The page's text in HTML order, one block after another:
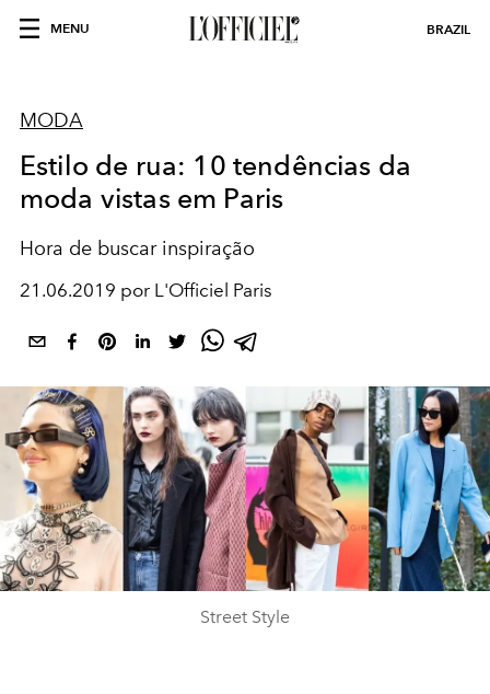
MENU BRAZIL
MODA
Estilo de rua: 10 tendências da
moda vistas em Paris
Hora de buscar inspiração
21.06.2019 por L'Officiel Paris
Street Style